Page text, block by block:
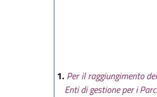
1. Per il raggiungimento
Enti di gestione per i